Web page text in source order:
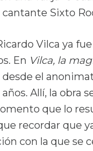
Sixto
Vilca ya
En Vilca, la
el
Allí, la obra
que lo
recordar que
con la que se